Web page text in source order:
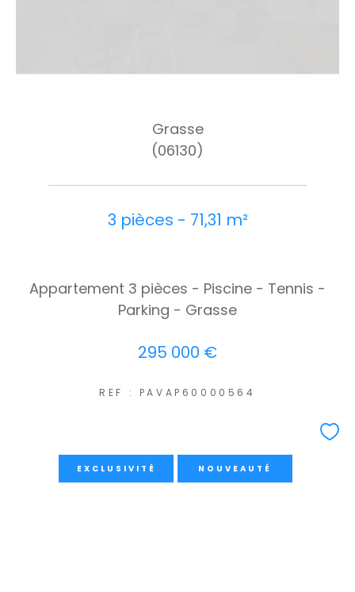
Grasse
(06130)
3 pièces - 71,31 m²
Appartement 3 pièces - Piscine - Tennis -
Parking - Grasse
295 000 €
REF : PAVAP60000564
EXCLUSIVITÉ NOUVEAUTÉ